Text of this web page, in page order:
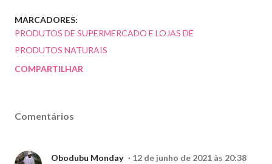
MARCADORES:
PRODUTOS DE SUPERMERCADO E LOJAS DE
PRODUTOS NATURAIS
COMPARTILHAR
Comentários
Obodubu Monday 12 de junho de 2021 às 20:38